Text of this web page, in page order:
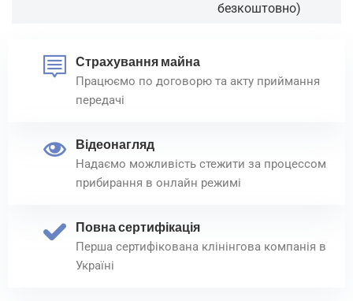
безкоштовно)
Страхування майна
Працюємо по договорю та акту приймання
передачі
Відеонагляд
Надаємо можливість стежити за процессом
прибирання в онлайн режимі
Повна сертифікація
Перша сертифікована клінінгова компанія в
Україні